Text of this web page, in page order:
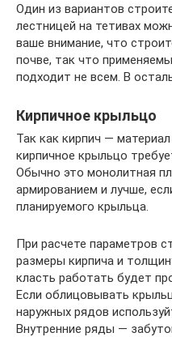
Один из вариантов
лестницей на тетивах
ваше внимание, что
почве, так что
подходит не всем. В
Кирпичное крыльцо
Так как кирпич —
кирпичное крыльцо
Обычно это монолитная
армированием и лучше,
планируемого крыльца.
При расчете параметров
размеры кирпича и
класть работать будет
Если облицовывать
наружных рядов
Внутренние ряды —